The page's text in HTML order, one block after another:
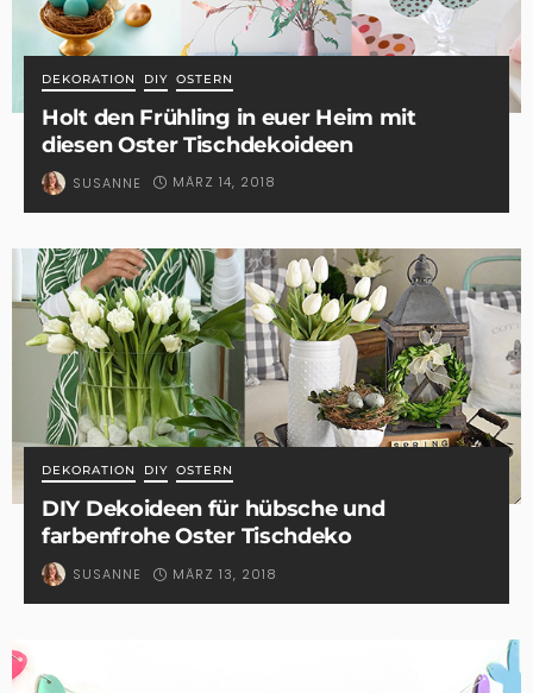
DEKORATION DIY OSTERN
Holt den Frühling in euer Heim mit
diesen Oster Tischdekoideen
SUSANNE MÄRZ 14, 2018
DEKORATION DIY OSTERN
DIY Dekoideen für hübsche und
farbenfrohe Oster Tischdeko
SUSANNE MÄRZ 13, 2018